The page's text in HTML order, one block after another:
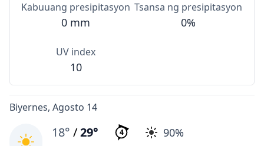
Kabuuang presipitasyon
0 mm
Tsansa ng presipitasyon
0%
UV index
10
Biyernes, Agosto 14
18° /29° 4 90%